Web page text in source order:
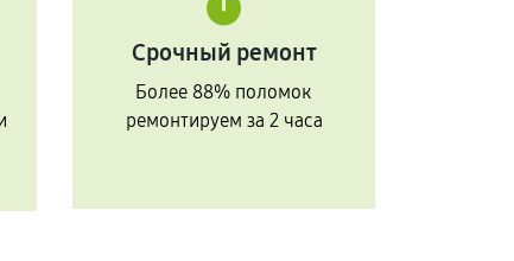
Срочный ремонт
Более 88% поломок
ремонтируем за 2 часа